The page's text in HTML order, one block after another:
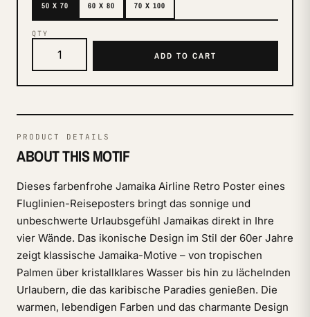
50 X 70 60 X 80 70 X 100
QTY
ADD TO CART
PRODUCT DETAILS
ABOUT THIS MOTIF
Dieses farbenfrohe Jamaika Airline Retro Poster eines
Fluglinien-Reiseposters bringt das sonnige und
unbeschwerte Urlaubsgefühl Jamaikas direkt in Ihre
vier Wände. Das ikonische Design im Stil der 60er Jahre
zeigt klassische Jamaika-Motive – von tropischen
Palmen über kristallklares Wasser bis hin zu lächelnden
Urlaubern, die das karibische Paradies genießen. Die
warmen, lebendigen Farben und das charmante Design